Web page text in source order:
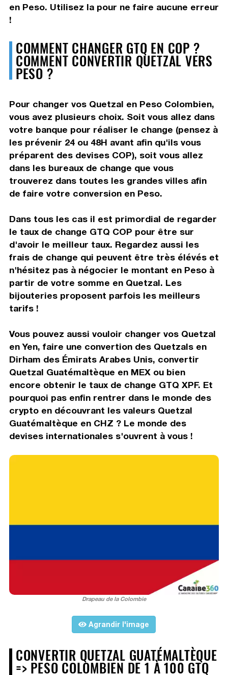
en Peso. Utilisez la pour ne faire aucune erreur
!
COMMENT CHANGER GTQ EN COP ?
COMMENT CONVERTIR QUETZAL VERS
PESO ?
Pour changer vos Quetzal en Peso Colombien,
vous avez plusieurs choix. Soit vous allez dans
votre banque pour réaliser le change (pensez à
les prévenir 24 ou 48H avant afin qu'ils vous
préparent des devises COP), soit vous allez
dans les bureaux de change que vous
trouverez dans toutes les grandes villes afin
de faire votre conversion en Peso.
Dans tous les cas il est primordial de regarder
le taux de change GTQ COP pour être sur
d'avoir le meilleur taux. Regardez aussi les
frais de change qui peuvent être très élévés et
n'hésitez pas à négocier le montant en Peso à
partir de votre somme en Quetzal. Les
bijouteries proposent parfois les meilleurs
tarifs !
Vous pouvez aussi vouloir changer vos Quetzal
en Yen, faire une convertion des Quetzals en
Dirham des Émirats Arabes Unis, convertir
Quetzal Guatémaltèque en MEX ou bien
encore obtenir le taux de change GTQ XPF. Et
pourquoi pas enfin rentrer dans le monde des
crypto en découvrant les valeurs Quetzal
Guatémaltèque en CHZ ? Le monde des
devises internationales s'ouvrent à vous !
Drapeau de la Colombie
Agrandir l'image
CONVERTIR QUETZAL GUATÉMALTÈQUE
=> PESO COLOMBIEN DE 1 À 100 GTQ